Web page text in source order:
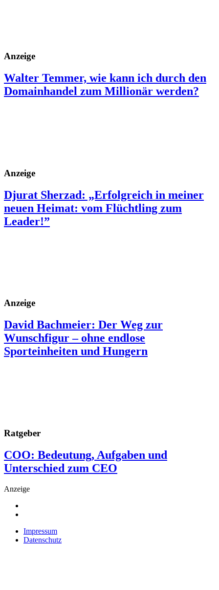
Anzeige
Walter Temmer, wie kann ich durch den
Domainhandel zum Millionär werden?
Anzeige
Djurat Sherzad: „Erfolgreich in meiner
neuen Heimat: vom Flüchtling zum
Leader!”
Anzeige
David Bachmeier: Der Weg zur
Wunschfigur – ohne endlose
Sporteinheiten und Hungern
Ratgeber
COO: Bedeutung, Aufgaben und
Unterschied zum CEO
Anzeige
Impressum
Datenschutz